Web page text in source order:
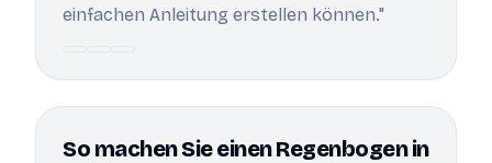
einfachen Anleitung erstellen können."
So machen Sie einen Regenbogen in